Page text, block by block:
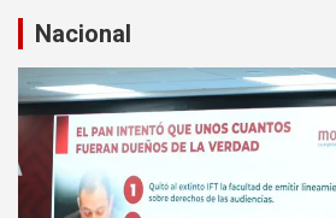
a
r
Nacional